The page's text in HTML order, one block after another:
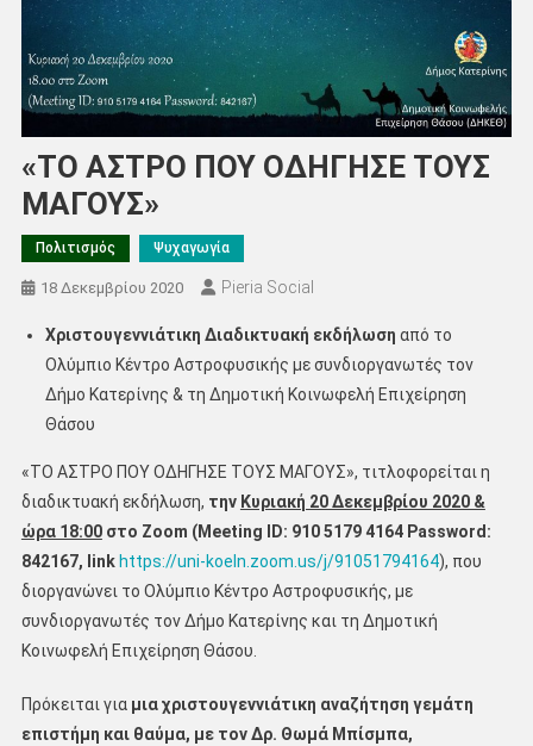
«ΤΟ ΑΣΤΡΟ ΠΟΥ ΟΔΗΓΗΣΕ ΤΟΥΣ
ΜΑΓΟΥΣ»
Πολιτισμός Ψυχαγωγία
18 Δεκεμβρίου 2020 Pieria Social
Χριστουγεννιάτικη Διαδικτυακή εκδήλωση από το
Ολύμπιο Κέντρο Αστροφυσικής με συνδιοργανωτές τον
Δήμο Κατερίνης & τη Δημοτική Κοινωφελή Επιχείρηση
Θάσου
«ΤΟ ΑΣΤΡΟ ΠΟΥ ΟΔΗΓΗΣΕ ΤΟΥΣ ΜΑΓΟΥΣ», τιτλοφορείται η
διαδικτυακή εκδήλωση, την Κυριακή 20 Δεκεμβρίου 2020 &
ώρα 18:00 στο Zoom (Meeting ID: 910 5179 4164 Password:
842167, link https://uni-koeln.zoom.us/j/91051794164), που
διοργανώνει το Ολύμπιο Κέντρο Αστροφυσικής, με
συνδιοργανωτές τον Δήμο Κατερίνης και τη Δημοτική
Κοινωφελή Επιχείρηση Θάσου.
Πρόκειται για μια χριστουγεννιάτικη αναζήτηση γεμάτη
επιστήμη και θαύμα, με τον Δρ. Θωμά Μπίσμπα,